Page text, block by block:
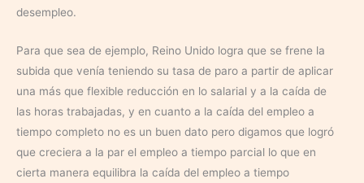
desempleo.
Para que sea de ejemplo, Reino Unido logra que se frene la
subida que venía teniendo su tasa de paro a partir de aplicar
una más que flexible reducción en lo salarial y a la caída de
las horas trabajadas, y en cuanto a la caída del empleo a
tiempo completo no es un buen dato pero digamos que logró
que creciera a la par el empleo a tiempo parcial lo que en
cierta manera equilibra la caída del empleo a tiempo